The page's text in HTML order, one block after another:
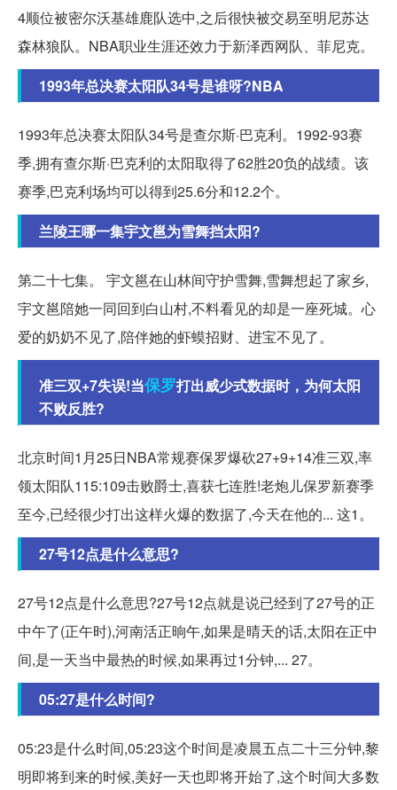
4顺位被密尔沃基雄鹿队选中,之后很快被交易至明尼苏达
森林狼队。NBA职业生涯还效力于新泽西网队、菲尼克。
1993年总决赛太阳队34号是谁呀?NBA
1993年总决赛太阳队34号是查尔斯·巴克利。1992-93赛
季,拥有查尔斯·巴克利的太阳取得了62胜20负的战绩。该
赛季,巴克利场均可以得到25.6分和12.2个。
兰陵王哪一集宇文邕为雪舞挡太阳?
第二十七集。 宇文邕在山林间守护雪舞,雪舞想起了家乡,
宇文邕陪她一同回到白山村,不料看见的却是一座死城。心
爱的奶奶不见了,陪伴她的虾蟆招财、进宝不见了。
准三双+7失误!当保罗打出威少式数据时，为何太阳
不败反胜?
北京时间1月25日NBA常规赛保罗爆砍27+9+14准三双,率
领太阳队115:109击败爵士,喜获七连胜!老炮儿保罗新赛季
至今,已经很少打出这样火爆的数据了,今天在他的... 这1。
27号12点是什么意思?
27号12点是什么意思?27号12点就是说已经到了27号的正
中午了(正午时),河南活正晌午,如果是晴天的话,太阳在正中
间,是一天当中最热的时候,如果再过1分钟,... 27。
05:27是什么时间?
05:23是什么时间,05:23这个时间是凌晨五点二十三分钟,黎
明即将到来的时候,美好一天也即将开始了,这个时间大多数